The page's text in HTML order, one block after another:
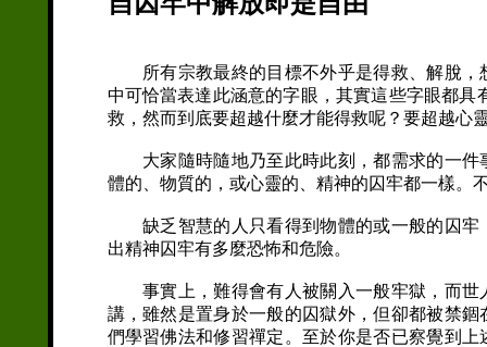
所有宗教最終的目標不外乎是得救、解脫，
中可恰當表達此涵意的字眼，其實這些字眼都
救，然而到底要超越什麼才能得救呢？要超越心
大家隨時隨地乃至此時此刻，都需求的一件
體的、物質的，或心靈的、精神的囚牢都一樣。
缺乏智慧的人只看得到物體的或一般的囚牢
出精神囚牢有多麼恐怖和危險。
事實上，難得會有人被關入一般牢獄，而世
講，雖然是置身於一般的囚獄外，但卻都被禁
們學習佛法和修習禪定。至於你是否已察覺到